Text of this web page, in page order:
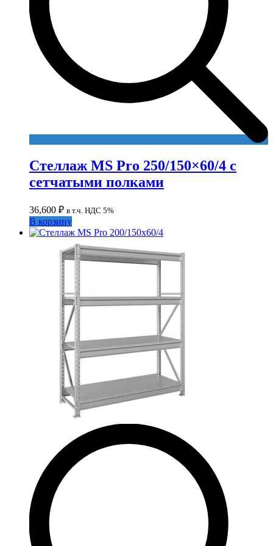
Стеллаж MS Pro 250/150×60/4 с
сетчатыми полками
36,600 ₽ в т.ч. НДС 5%
В корзину